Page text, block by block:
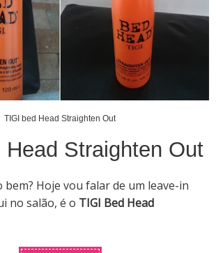
TIGI bed Head Straighten Out
Head Straighten Out
bem? Hoje vou falar de um leave-in
no salão, é o TIGI Bed Head